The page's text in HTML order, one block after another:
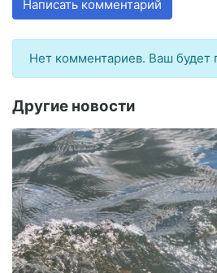
Написать комментарий
Нет комментариев. Ваш будет
Другие новости